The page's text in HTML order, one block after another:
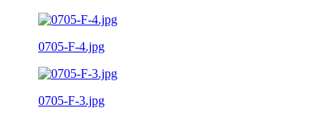
0705-F-4.jpg
0705-F-3.jpg